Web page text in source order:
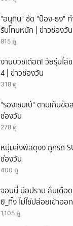
"อนุทิน" ซัด "ป๋อง-ธง" ท
รับโทษหนัก | ข่าวช่องวัน
815 ดู
งานบวชเดือด! วัยรุ่นไ
4 | ข่าวช่องวัน
318 ดู
"รองเซมเบ้" ตามเก็บข้
ช่องวัน
278 ดู
หนุ่มส่งพัสดุงง ถูกรถ
ช่องวัน
400 ดู
จอนนี่ มือปราบ ลั่นเดือ
ยิ_ทิ้ง ไม่ใช่ปล่อยเข้าออ
1,105 ดู